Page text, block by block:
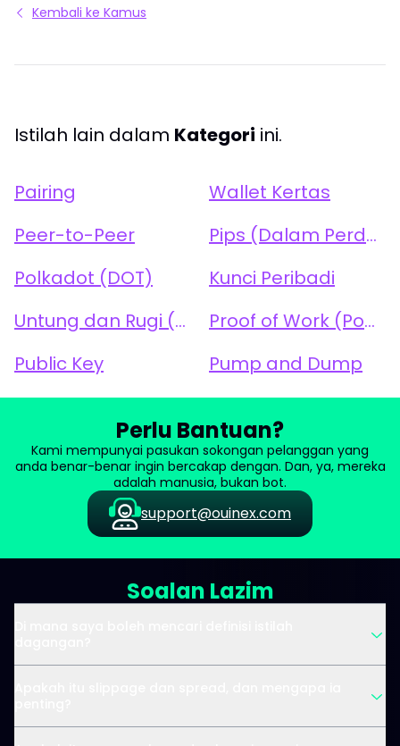
Kembali ke Kamus
Istilah lain dalam Kategori ini.
Pairing
Wallet Kertas
Peer-to-Peer
Pips (Dalam Perdagangan)
Polkadot (DOT)
Kunci Peribadi
Untung dan Rugi (PnL)
Proof of Work (PoW)
Public Key
Pump and Dump
Perlu Bantuan?
Kami mempunyai pasukan sokongan pelanggan yang
anda benar-benar ingin bercakap dengan. Dan, ya, mereka
adalah manusia, bukan bot.
support@ouinex.com
Soalan Lazim